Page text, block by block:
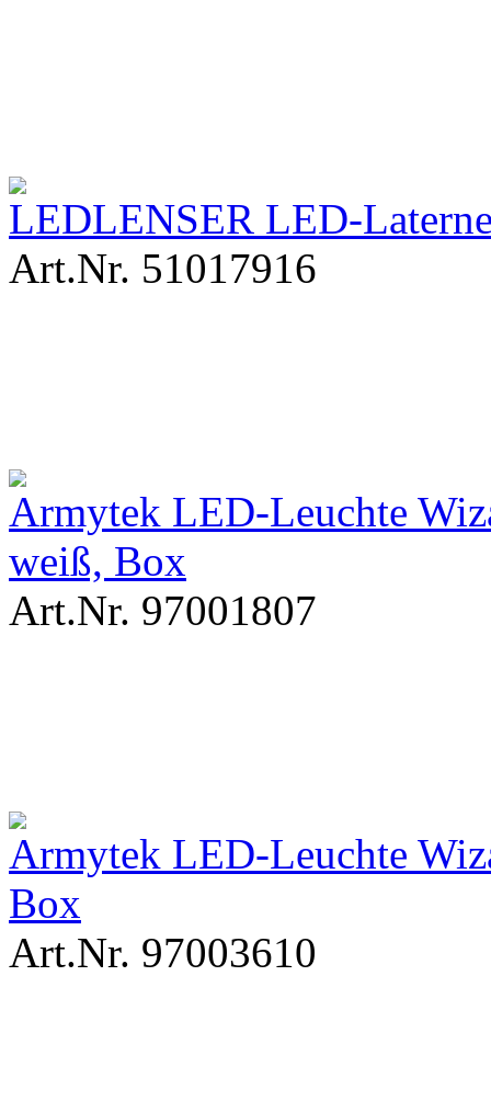
LEDLENSER LED-
Art.Nr. 51017916
Armytek LED-Leuchte
weiß, Box
Art.Nr. 97001807
Armytek LED-Leuchte
Box
Art.Nr. 97003610